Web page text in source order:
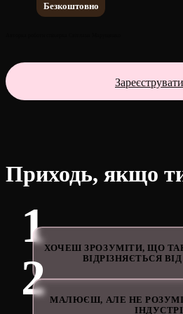
Безкоштовно
Приходь, якщо
ХОЧЕШ ЗРОЗУМІТИ, ЩО
ВІДРІЗНЯЄТЬСЯ
МАЛЮЄШ, АЛЕ НЕ